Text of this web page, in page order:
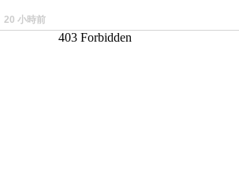
20 小時前